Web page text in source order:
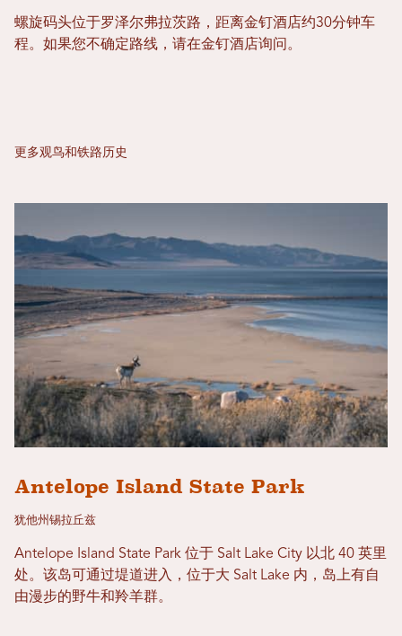
螺旋码头位于罗泽尔弗拉茨路，距离金钉酒店约30分钟车
程。如果您不确定路线，请在金钉酒店询问。
更多观鸟和铁路历史
Antelope Island State Park
犹他州锡拉丘兹
Antelope Island State Park 位于 Salt Lake City 以北 40 英里
处。该岛可通过堤道进入，位于大 Salt Lake 内，岛上有自
由漫步的野牛和羚羊群。